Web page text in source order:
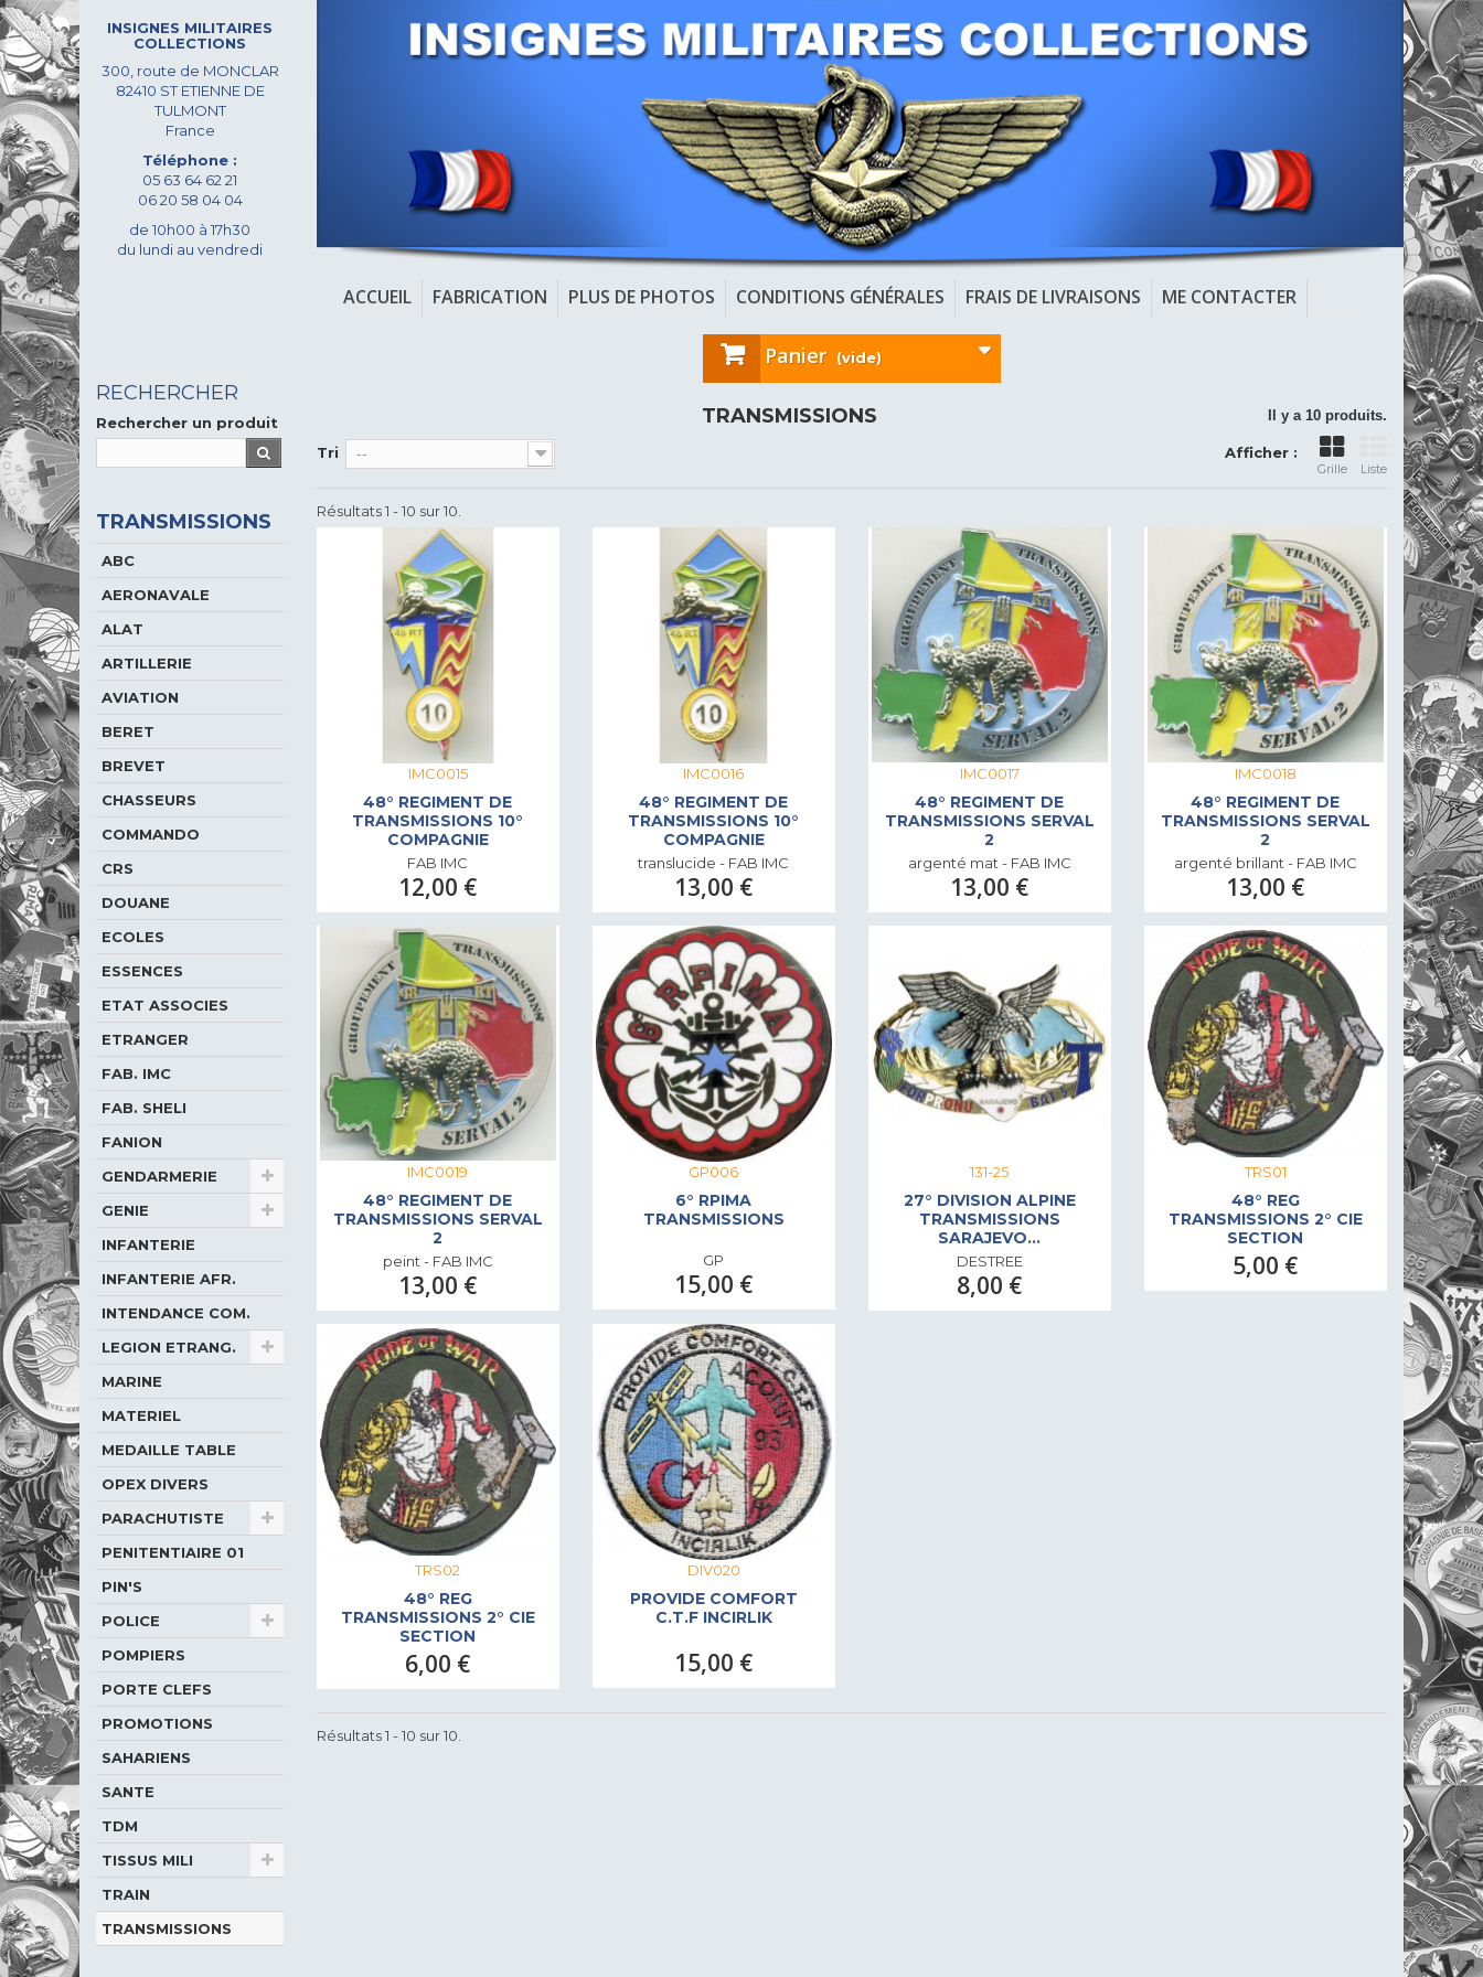
INSIGNES MILITAIRES
COLLECTIONS
300, route de MONCLAR
82410 ST ETIENNE DE
TULMONT
France
Téléphone :
05 63 64 62 21
06 20 58 04 04
de 10h00 à 17h30
du lundi au vendredi
ACCUEIL FABRICATION PLUS DE PHOTOS CONDITIONS GÉNÉRALES FRAIS DE LIVRAISONS ME CONTACTER
Panier (vide)
RECHERCHER
Rechercher un produit
TRANSMISSIONS
ABC
AERONAVALE
ALAT
ARTILLERIE
AVIATION
BERET
BREVET
CHASSEURS
COMMANDO
CRS
DOUANE
ECOLES
ESSENCES
ETAT ASSOCIES
ETRANGER
FAB. IMC
FAB. SHELI
FANION
GENDARMERIE
GENIE
INFANTERIE
INFANTERIE AFR.
INTENDANCE COM.
LEGION ETRANG.
MARINE
MATERIEL
MEDAILLE TABLE
OPEX DIVERS
PARACHUTISTE
PENITENTIAIRE 01
PIN'S
POLICE
POMPIERS
PORTE CLEFS
PROMOTIONS
SAHARIENS
SANTE
TDM
TISSUS MILI
TRAIN
TRANSMISSIONS
TRANSMISSIONS Il y a 10 produits.
Afficher :
Grille Liste
Tri --
Résultats 1 - 10 sur 10.
IMC0015
48° REGIMENT DE
TRANSMISSIONS 10°
COMPAGNIE
FAB IMC
12,00 €
IMC0016
48° REGIMENT DE
TRANSMISSIONS 10°
COMPAGNIE
translucide - FAB IMC
13,00 €
IMC0017
48° REGIMENT DE
TRANSMISSIONS SERVAL
2
argenté mat - FAB IMC
13,00 €
IMC0018
48° REGIMENT DE
TRANSMISSIONS SERVAL
2
argenté brillant - FAB IMC
13,00 €
IMC0019
48° REGIMENT DE
TRANSMISSIONS SERVAL
2
peint - FAB IMC
13,00 €
GP006
6° RPIMA
TRANSMISSIONS
GP
15,00 €
131-25
27° DIVISION ALPINE
TRANSMISSIONS
SARAJEVO...
DESTREE
8,00 €
TRS01
48° REG
TRANSMISSIONS 2° CIE
SECTION
5,00 €
TRS02
48° REG
TRANSMISSIONS 2° CIE
SECTION
6,00 €
DIV020
PROVIDE COMFORT
C.T.F INCIRLIK
15,00 €
Résultats 1 - 10 sur 10.